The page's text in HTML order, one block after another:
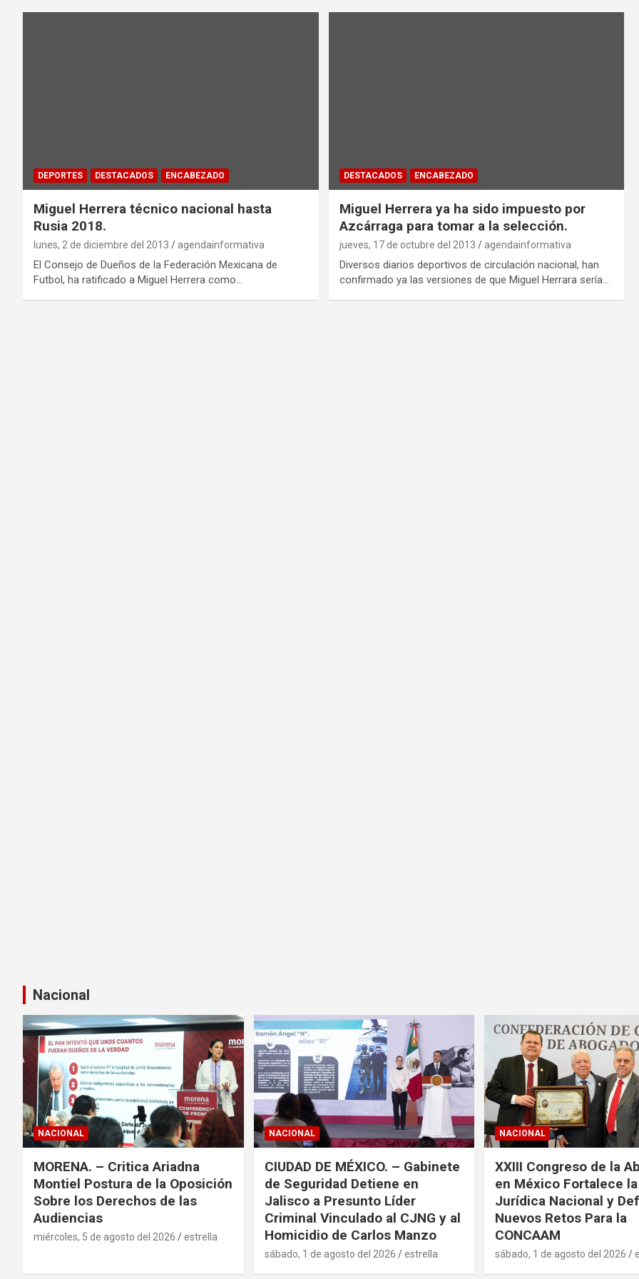
DEPORTES DESTACADOS ENCABEZADO
Miguel Herrera técnico nacional hasta
Rusia 2018.
lunes, 2 de diciembre del 2013 agendainformativa
El Consejo de Dueños de la Federación Mexicana de
Futbol, ha ratificado a Miguel Herrera como…
DESTACADOS ENCABEZADO
Miguel Herrera ya ha sido impuesto por
Azcárraga para tomar a la selección.
jueves, 17 de octubre del 2013 agendainformativa
Diversos diarios deportivos de circulación nacional, han
confirmado ya las versiones de que Miguel Herrara sería…
Nacional
NACIONAL
MORENA. – Critica Ariadna
Montiel Postura de la Oposición
Sobre los Derechos de las
Audiencias
miércoles, 5 de agosto del 2026 estrella
NACIONAL
CIUDAD DE MÉXICO. – Gabinete
de Seguridad Detiene en
Jalisco a Presunto Líder
Criminal Vinculado al CJNG y al
Homicidio de Carlos Manzo
sábado, 1 de agosto del 2026 estrella
NACIONAL
XXIII Congreso de la
en México Fortalece
Jurídica Nacional y
Nuevos Retos Para la
CONCAAM
sábado, 1 de agosto del 2026